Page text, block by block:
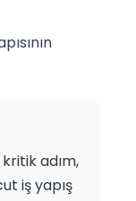
adım,
iş yapış